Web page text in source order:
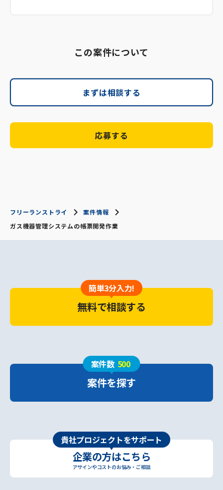
この案件について
まずは相談する
応募する
フリーランストライ
案件情報
ガス機器管理システムの帳票開発作業
簡単3分入力!
無料で相談する
案件数 500
案件を探す
貴社プロジェクトをサポート
企業の方はこちら
アサインやコストのお悩み・ご相談